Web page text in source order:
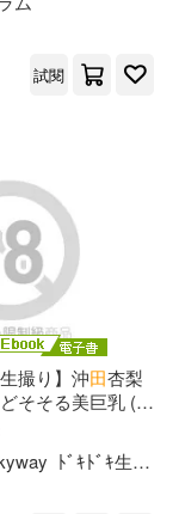
)
試閱
撮り】沖田杏梨
そそる美巨乳 (電
ﾄﾞｷﾄﾞｷ生撮り